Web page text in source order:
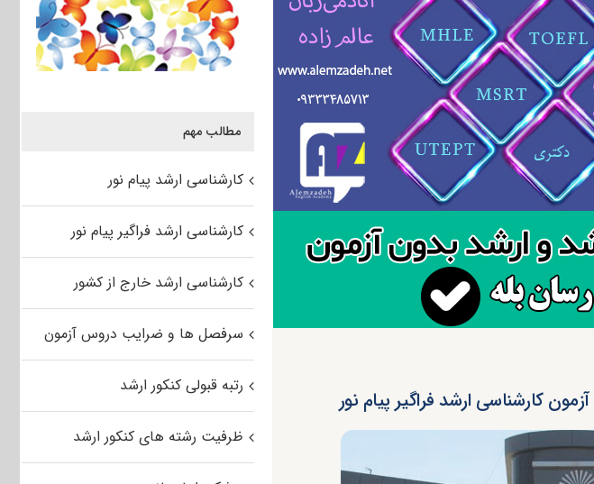
مطالب مهم
کارشناسی ارشد پیام نور
کارشناسی ارشد فراگیر پیام نور
کارشناسی ارشد خارج از کشور
سرفصل ها و ضرایب دروس آزمون
رتبه قبولی کنکور ارشد
ظرفیت رشته های کنکور ارشد